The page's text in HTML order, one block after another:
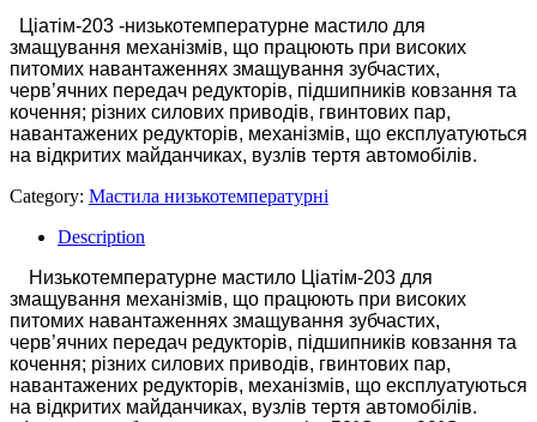
Ціатім-203 -низькотемпературне мастило для
змащування механізмів, що працюють при високих
питомих навантаженнях змащування зубчастих,
черв’ячних передач редукторів, підшипників ковзання та
кочення; різних силових приводів, гвинтових пар,
навантажених редукторів, механізмів, що експлуатуються
на відкритих майданчиках, вузлів тертя автомобілів.
Category: Мастила низькотемпературні
Description
Низькотемпературне мастило Ціатім-203 для
змащування механізмів, що працюють при високих
питомих навантаженнях змащування зубчастих,
черв’ячних передач редукторів, підшипників ковзання та
кочення; різних силових приводів, гвинтових пар,
навантажених редукторів, механізмів, що експлуатуються
на відкритих майданчиках, вузлів тертя автомобілів.